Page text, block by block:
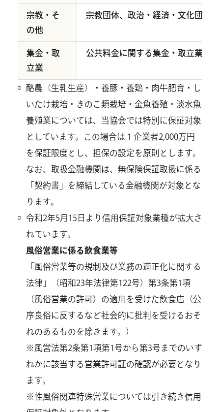
宗教・そ
の他
宗教団体、政治・経済・文化団体
集金・取
立業
公共料金に関する集金・取立業を
酪農（生乳生産）・養豚・養鶏・肉牛肥育・し
いたけ栽培・きのこ類栽培・金魚養殖・淡水魚
養殖業については、当協会では特別に保証対象
としています。この場合は１企業者2,000万円
を保証限度とし、担保の設定を原則とします。
なお、取扱金融機関は、無保険保証取扱に係る
「契約書」を締結している金融機関が対象とな
ります。
令和2年5月15日より信用保証対象業種が拡大さ
れています。
風俗営業に係る飲食業等
「風俗営業等の規制及び業務の適正化に関する
法律」（昭和23年法律第122号）第3条第1項
（風俗営業の許可）の適用を受けた飲食店（公
序良俗に反するなど社会的に批判を受けるおそ
れのあるものを除きます。）
※風営法第2条第1項第1号から第3号までのいず
れかに該当する営業許可証の確認が必要となり
ます。
※性風俗関連特殊営業については引き続き信用